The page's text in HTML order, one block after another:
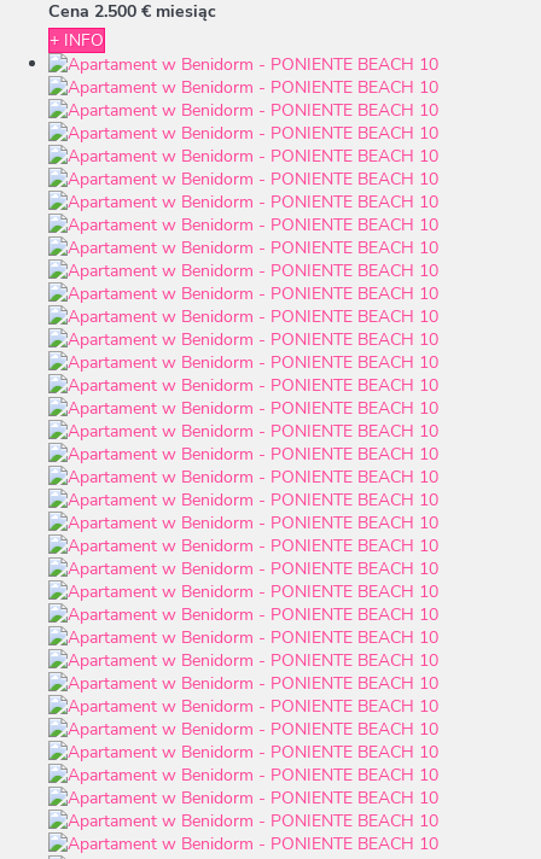
Cena 2.500 € miesiąc
+ INFO